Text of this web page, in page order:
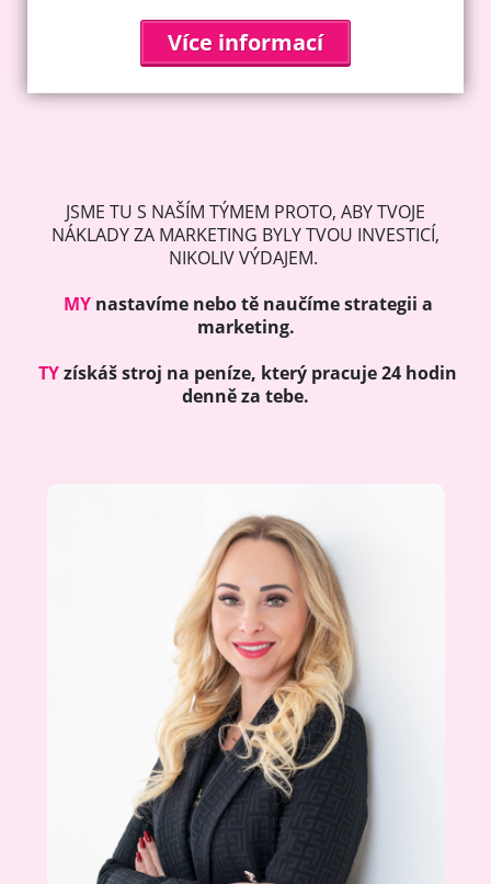
Více informací
JSME TU S NAŠÍM TÝMEM PROTO, ABY TVOJE
NÁKLADY ZA MARKETING BYLY TVOU INVESTICÍ,
NIKOLIV VÝDAJEM.
MYnastavíme nebo tě naučíme strategii a
marketing.
TYzískáš stroj na peníze, který pracuje 24 hodin
denně za tebe.